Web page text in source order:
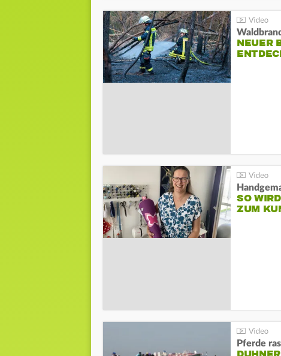
NEUER
SO
ZUM
Pferde